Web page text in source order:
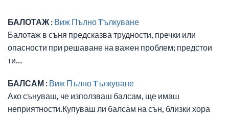
БАЛОТАЖ : Виж Пълно Tълкуване
Балотаж в съня предсказва трудности, пречки или
опасности при решаване на важен проблем; предстои
ти…
БАЛСАМ : Виж Пълно Tълкуване
Ако сънуваш, че използваш балсам, ще имаш
неприятности.Купуваш ли балсам на сън, близки хора